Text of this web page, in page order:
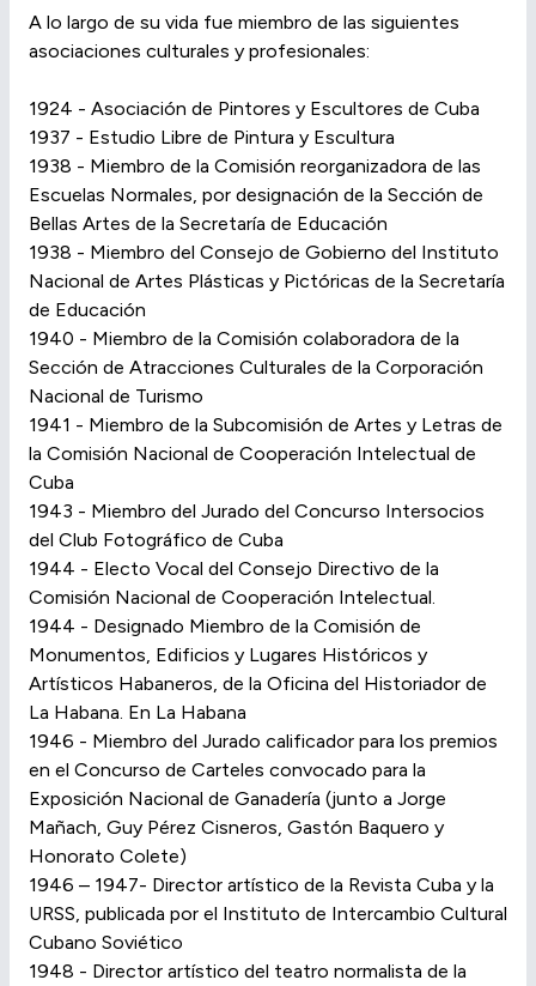
A lo largo de su vida fue miembro de las siguientes
asociaciones culturales y profesionales:
1924 - Asociación de Pintores y Escultores de Cuba
1937 - Estudio Libre de Pintura y Escultura
1938 - Miembro de la Comisión reorganizadora de las
Escuelas Normales, por designación de la Sección de
Bellas Artes de la Secretaría de Educación
1938 - Miembro del Consejo de Gobierno del Instituto
Nacional de Artes Plásticas y Pictóricas de la Secretaría
de Educación
1940 - Miembro de la Comisión colaboradora de la
Sección de Atracciones Culturales de la Corporación
Nacional de Turismo
1941 - Miembro de la Subcomisión de Artes y Letras de
la Comisión Nacional de Cooperación Intelectual de
Cuba
1943 - Miembro del Jurado del Concurso Intersocios
del Club Fotográfico de Cuba
1944 - Electo Vocal del Consejo Directivo de la
Comisión Nacional de Cooperación Intelectual.
1944 - Designado Miembro de la Comisión de
Monumentos, Edificios y Lugares Históricos y
Artísticos Habaneros, de la Oficina del Historiador de
La Habana. En La Habana
1946 - Miembro del Jurado calificador para los premios
en el Concurso de Carteles convocado para la
Exposición Nacional de Ganadería (junto a Jorge
Mañach, Guy Pérez Cisneros, Gastón Baquero y
Honorato Colete)
1946 – 1947- Director artístico de la Revista Cuba y la
URSS, publicada por el Instituto de Intercambio Cultural
Cubano Soviético
1948 - Director artístico del teatro normalista de la